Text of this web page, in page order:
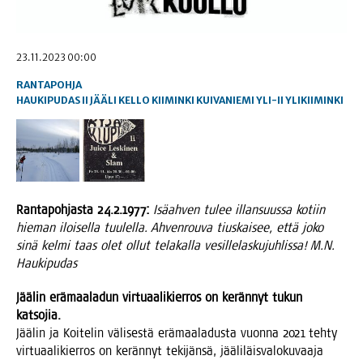
23.11.2023 00:00
RANTAPOHJA
HAUKIPUDAS II JÄÄLI KELLO KIIMINKI KUIVANIEMI YLI-II YLIKIIMINKI
Ran­ta­poh­jas­ta 24.2.1977: Isä­ah­ven tulee illan­suus­sa kotiin
hie­man iloi­sel­la tuu­lel­la. Ahven­rou­va tius­kai­see, että joko
sinä kel­mi taas olet ollut tela­kal­la vesil­le­las­ku­juh­lis­sa! M.N.
Haukipudas
Jää­lin erä­maa­la­dun vir­tu­aa­li­kier­ros on kerän­nyt tukun
katsojia.
Jää­lin ja Koi­te­lin väli­ses­tä erä­maa­la­dus­ta vuon­na 2021 teh­ty
vir­tu­aa­li­kier­ros on kerän­nyt teki­jän­sä, jää­li­läis­va­lo­ku­vaa­ja